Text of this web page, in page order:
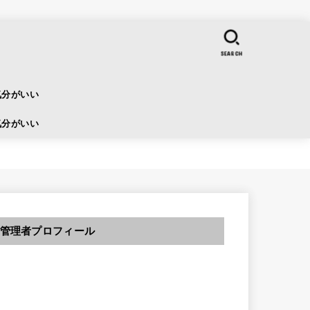
分がいい
分がいい
SEARCH
管理者プロフィール